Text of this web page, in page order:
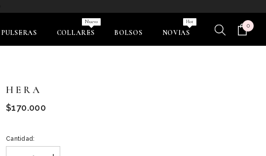
PULSERAS COLLARES
Nuevo
BOLSOS NOVIAS
Hot
00
H E R A
$170.000
Cantidad: